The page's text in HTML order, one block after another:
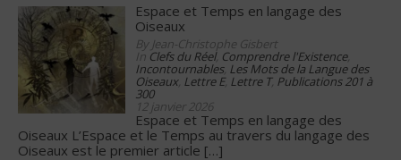
Espace et Temps en langage des
Oiseaux
By Jean-Christophe Gisbert
In Clefs du Réel, Comprendre l'Existence,
Incontournables, Les Mots de la Langue des
Oiseaux, Lettre E, Lettre T, Publications 201 à
300
12 janvier 2026
Espace et Temps en langage des
Oiseaux L’Espace et le Temps au travers du langage des
Oiseaux est le premier article […]